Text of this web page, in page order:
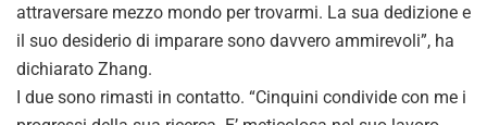
attraversare mezzo mondo per trovarmi. La sua dedizione e
il suo desiderio di imparare sono davvero ammirevoli”, ha
dichiarato Zhang.
I due sono rimasti in contatto. “Cinquini condivide con me i